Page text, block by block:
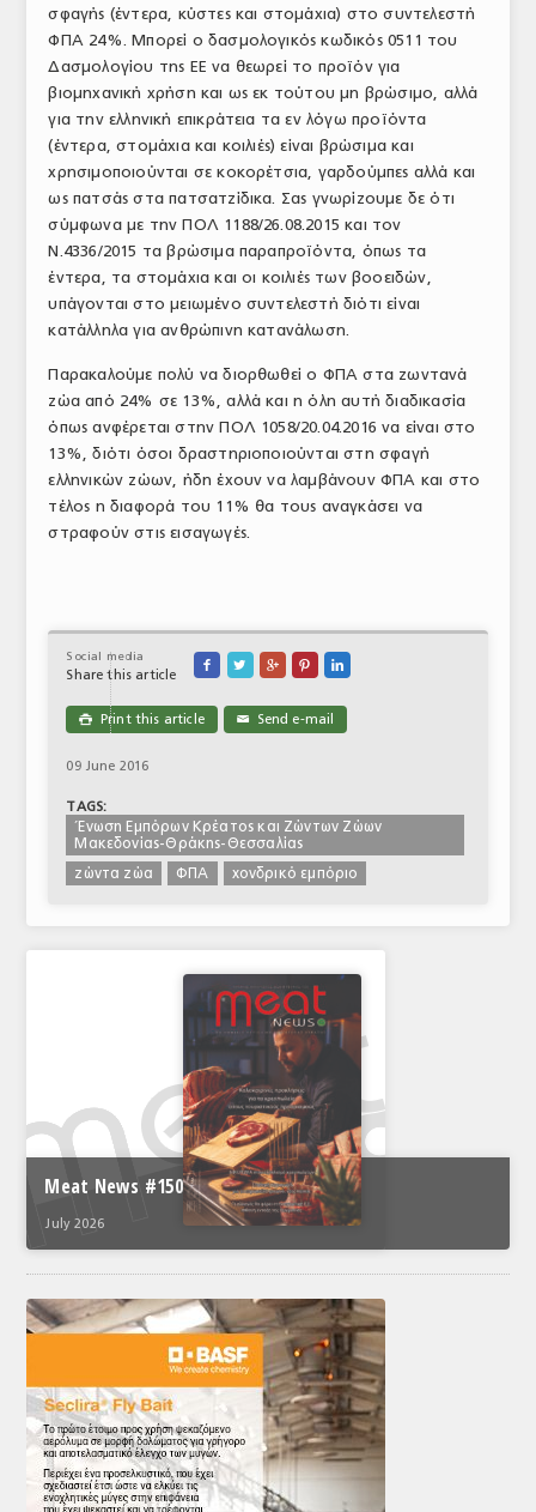
σφαγής (έντερα, κύστες και στομάχια) στο συντελεστή
ΦΠΑ 24%. Μπορεί ο δασμολογικός κωδικός 0511 του
Δασμολογίου της ΕΕ να θεωρεί το προϊόν για
βιομηχανική χρήση και ως εκ τούτου μη βρώσιμο, αλλά
για την ελληνική επικράτεια τα εν λόγω προϊόντα
(έντερα, στομάχια και κοιλιές) είναι βρώσιμα και
χρησιμοποιούνται σε κοκορέτσια, γαρδούμπες αλλά και
ως πατσάς στα πατσατζίδικα. Σας γνωρίζουμε δε ότι
σύμφωνα με την ΠΟΛ 1188/26.08.2015 και τον
Ν.4336/2015 τα βρώσιμα παραπροϊόντα, όπως τα
έντερα, τα στομάχια και οι κοιλιές των βοοειδών,
υπάγονται στο μειωμένο συντελεστή διότι είναι
κατάλληλα για ανθρώπινη κατανάλωση.
Παρακαλούμε πολύ να διορθωθεί ο ΦΠΑ στα ζωντανά
ζώα από 24% σε 13%, αλλά και η όλη αυτή διαδικασία
όπως ανφέρεται στην ΠΟΛ 1058/20.04.2016 να είναι στο
13%, διότι όσοι δραστηριοποιούνται στη σφαγή
ελληνικών ζώων, ήδη έχουν να λαμβάνουν ΦΠΑ και στο
τέλος η διαφορά του 11% θα τους αναγκάσει να
στραφούν στις εισαγωγές.
Social media
Share this article
    
 Print this article ✉ Send e-mail
09 June 2016
TAGS:
Ένωση Εμπόρων Κρέατος και Ζώντων Ζώων
Μακεδονίας-Θράκης-Θεσσαλίας
ζώντα ζώα
ΦΠΑ χονδρικό εμπόριο
Meat News #150
July 2026